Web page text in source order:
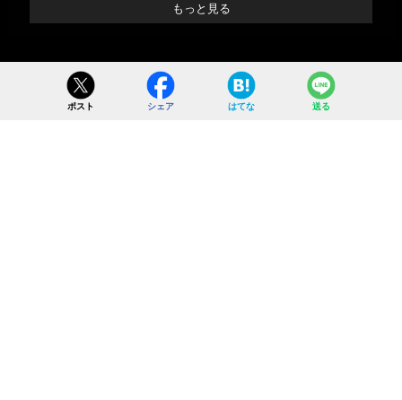
もっと見る
ポスト シェア はてな 送る